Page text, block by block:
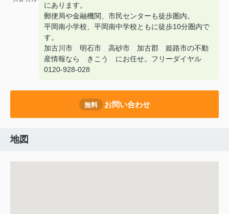
にあります。
郵便局や金融機関、市民センターも徒歩圏内。
平岡南小学校、平岡南中学校ともに徒歩10分圏内で
す。
加古川市 明石市 高砂市 加古郡 姫路市の不動
産情報なら きこう にお任せ。フリーダイヤル
0120-928-028
無料 お問い合わせ
地図